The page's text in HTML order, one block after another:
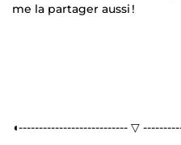
me la partager aussi !
◖--------------------------- ▽